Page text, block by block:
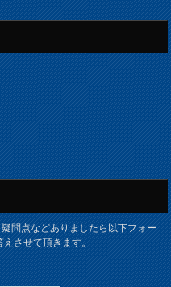
問点などありましたら以下フォー
えさせて頂きます。